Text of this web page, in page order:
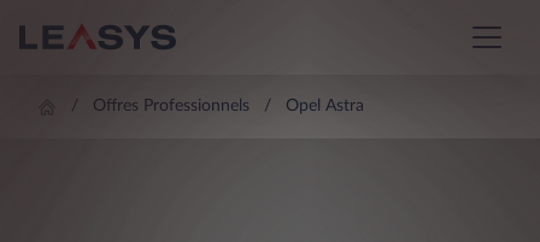
Offres Professionnels Opel Astra